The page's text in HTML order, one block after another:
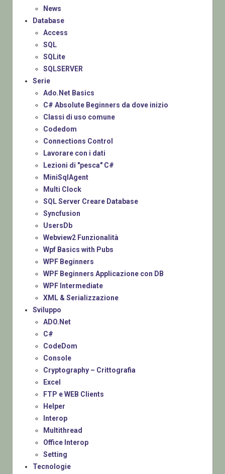
News
Database
Access
SQL
SQLite
SQLSERVER
Serie
Ado.Net Basics
C# Absolute Beginners da dove inizio
Classi di uso comune
Codedom
Connections Control
Lavorare con i dati
Lezioni di "pesca" C#
MiniSqlAgent
Multi Clock
SQL Server Creare Database
Syncfusion
UsersDb
Webview2 Funzionalità
Wpf Basics with Pubs
WPF Beginners
WPF Beginners Applicazione con DB
WPF Intermediate
XML & Serializzazione
Sviluppo
ADO.Net
C#
CodeDom
Console
Cryptography – Crittografia
Excel
FTP e WEB Clients
Helper
Interop
Multithread
Office Interop
Setting
Tecnologie